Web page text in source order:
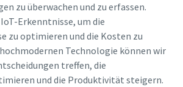
zu überwachen und zu erfassen.
Erkenntnisse, um die
zu optimieren und die Kosten zu
Technologie können wir
treffen, die
und die Produktivität steigern.